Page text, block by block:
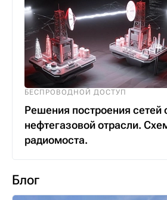
БЕСПРОВОДНОЙ ДОСТУП
Решения построения сетей
нефтегазовой отрасли.
радиомоста.
Блог